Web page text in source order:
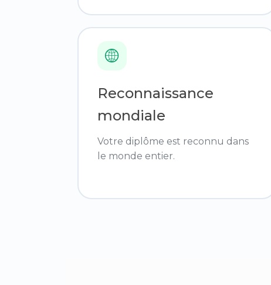
Reconnaissance
mondiale
Votre diplôme est reconnu dans
le monde entier.